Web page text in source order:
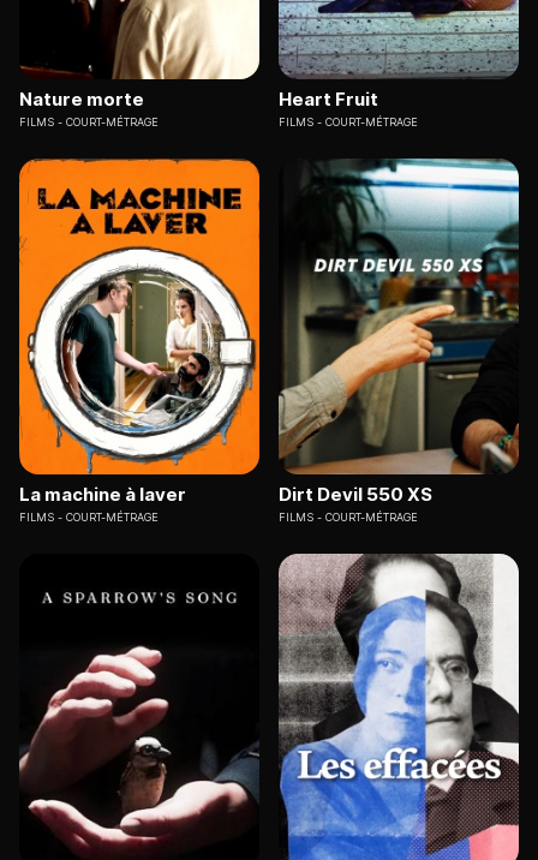
Nature morte
FILMS COURT-MÉTRAGE
Heart Fruit
FILMS COURT-MÉTRAGE
La machine à laver
FILMS COURT-MÉTRAGE
Dirt Devil 550 XS
FILMS COURT-MÉTRAGE